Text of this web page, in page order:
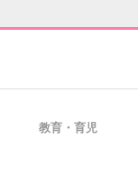
教育・育児